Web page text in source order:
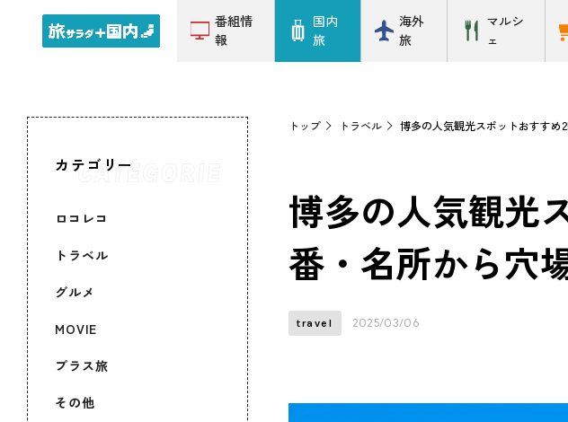
番組情
報
国内
旅
海外
旅
マルシ
ェ
カテゴリー
ロコレコ
トラベル
グルメ
MOVIE
プラス旅
その他
トップ トラベル 博多の人気観光スポットおすすめ
博多の人気観光
番・名所から穴
travel 2025/03/06